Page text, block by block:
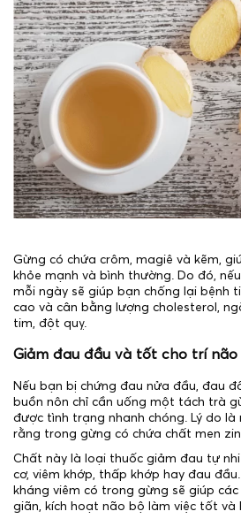
Gừng có chứa crôm, magiê và kẽm,
khỏe mạnh và bình thường. Do đó,
mỗi ngày sẽ giúp bạn chống lại bệnh
cao và cân bằng lượng cholesterol,
tim, đột quỵ.
Giảm đau đầu và tốt cho trí não
Nếu bạn bị chứng đau nửa đầu, đau
buồn nôn chỉ cần uống một tách trà
được tình trạng nhanh chóng. Lý do là
rằng trong gừng có chứa chất men
Chất này là loại thuốc giảm đau tự
cơ, viêm khớp, thấp khớp hay đau
kháng viêm có trong gừng sẽ giúp
giãn, kích hoạt não bộ làm việc tốt và